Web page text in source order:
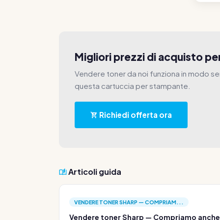
Migliori prezzi di acquisto
Vendere toner da noi funziona in modo
questa cartuccia per stampante.
Richiedi offerta ora
Articoli guida
VENDERE TONER SHARP — COMPRIAM...
Vendere toner Sharp — Compriamo anche